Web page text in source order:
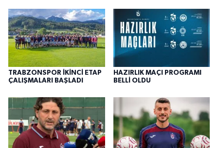
TRABZONSPOR İKİNCİ ETAP
ÇALIŞMALARI BAŞLADI
HAZIRLIK MAÇI PROGRAMI
BELLİ OLDU